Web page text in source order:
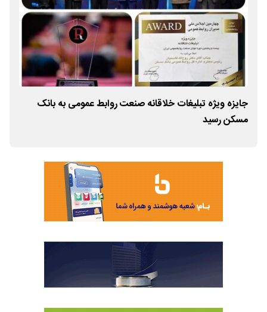
جایزه ویژه تبلیغات خلاقانه صنعت روابط عمومی به بانک
مسکن رسید